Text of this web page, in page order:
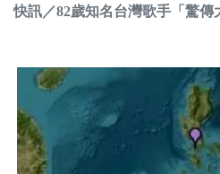
快訊／82歲知名台灣歌手「驚傳